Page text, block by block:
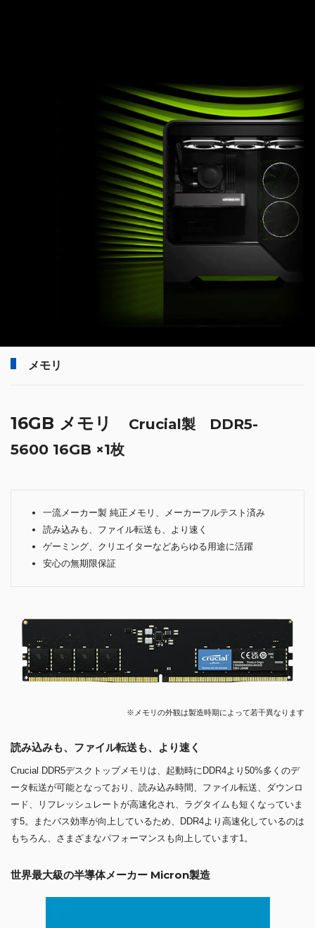
メモリ
16GB メモリ
Crucial製 DDR5-
5600 16GB ×1枚
一流メーカー製 純正メモリ、メーカーフルテスト済み
読み込みも、ファイル転送も、より速く
ゲーミング、クリエイターなどあらゆる用途に活躍
安心の無期限保証
※メモリの外観は製造時期によって若干異なります
読み込みも、ファイル転送も、より速く
Crucial DDR5デスクトップメモリは、起動時にDDR4より50%多くのデ
ータ転送が可能となっており、読み込み時間、ファイル転送、ダウンロ
ード、リフレッシュレートが高速化され、ラグタイムも短くなっていま
す5。またバス効率が向上しているため、DDR4より高速化しているのは
もちろん、さまざまなパフォーマンスも向上しています1。
世界最大級の半導体メーカー Micron製造